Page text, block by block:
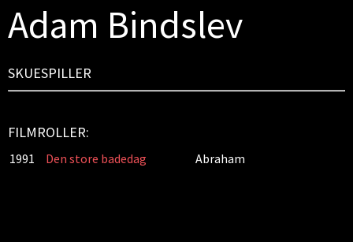
Adam Bindslev
SKUESPILLER
FILMROLLER:
1991 Den store badedag Abraham